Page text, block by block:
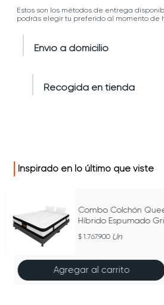
Estos son los métodos de entrega
podrás elegir tu preferido al momento de
Envío a domicilio
Recogida en tienda
Inspirado en lo último que viste
Combo Colchón
Híbrido Espumado Gris
160Cm X 190Cm
1.767.900 Un
Agregar al carrito